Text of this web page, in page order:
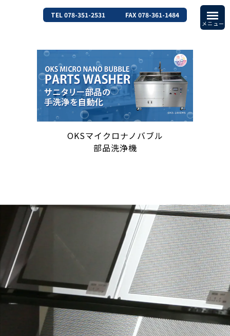
TEL 078-351-2531 FAX 078-361-1484
OKSマイクロナノバブル
部品洗浄機